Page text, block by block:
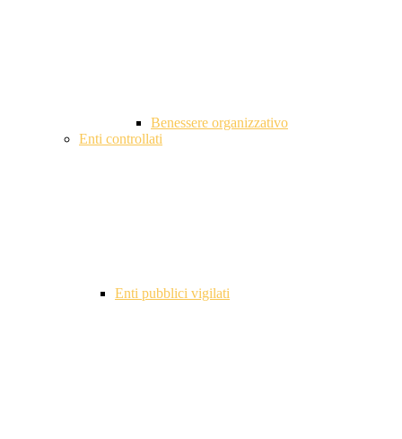
Benessere organizzativo
Enti controllati
Enti pubblici vigilati